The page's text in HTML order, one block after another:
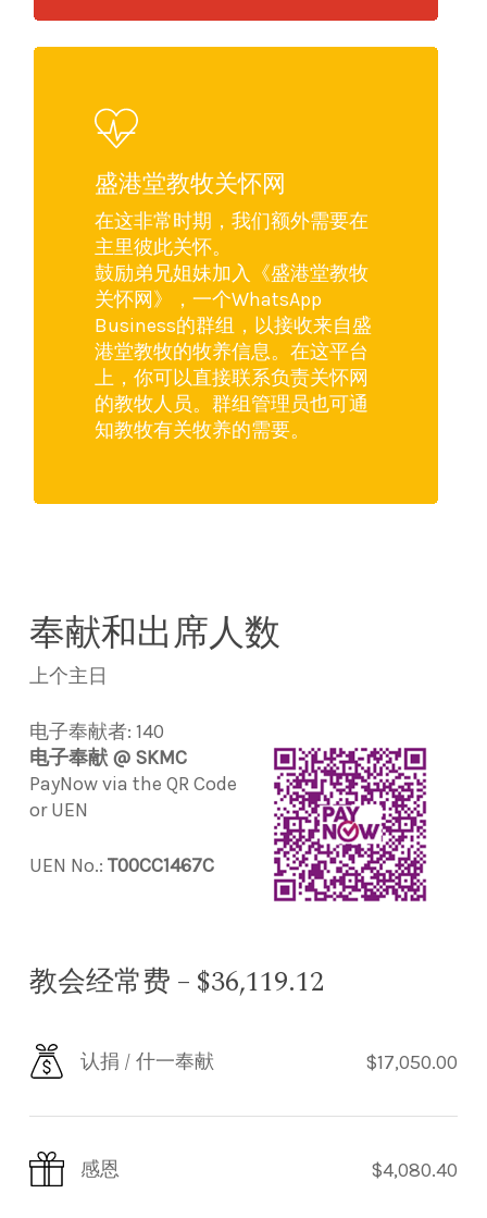
盛港堂教牧关怀网
在这非常时期，我们额外需要在
主里彼此关怀。
鼓励弟兄姐妹加入《盛港堂教牧
关怀网》，一个WhatsApp
Business的群组，以接收来自盛
港堂教牧的牧养信息。在这平台
上，你可以直接联系负责关怀网
的教牧人员。群组管理员也可通
知教牧有关牧养的需要。
奉献和出席人数
上个主日
电子奉献者: 140
电子奉献 @ SKMC
PayNow via the QR Code
or UEN
UEN No.: T00CC1467C
教会经常费 – $36,119.12
认捐 / 什一奉献 $17,050.00
感恩 $4,080.40